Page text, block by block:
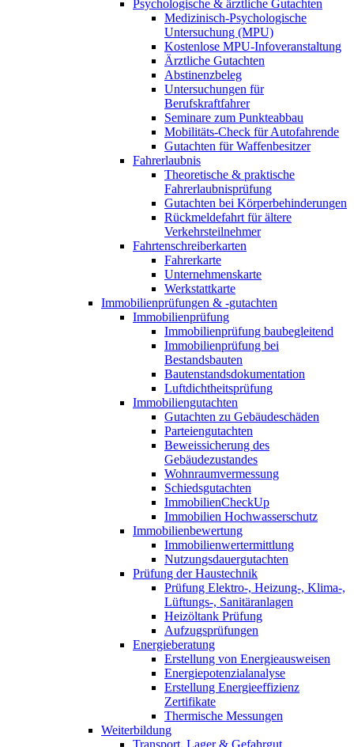
Psychologische & ärztliche Gutachten
Medizinisch-Psychologische
Untersuchung (MPU)
Kostenlose MPU-Infoveranstaltung
Ärztliche Gutachten
Abstinenzbeleg
Untersuchungen für
Berufskraftfahrer
Seminare zum Punkteabbau
Mobilitäts-Check für Autofahrende
Gutachten für Waffenbesitzer
Fahrerlaubnis
Theoretische & praktische
Fahrerlaubnisprüfung
Gutachten bei Körperbehinderungen
Rückmeldefahrt für ältere
Verkehrsteilnehmer
Fahrtenschreiberkarten
Fahrerkarte
Unternehmenskarte
Werkstattkarte
Immobilienprüfungen & -gutachten
Immobilienprüfung
Immobilienprüfung baubegleitend
Immobilienprüfung bei
Bestandsbauten
Bautenstandsdokumentation
Luftdichtheitsprüfung
Immobiliengutachten
Gutachten zu Gebäudeschäden
Parteiengutachten
Beweissicherung des
Gebäudezustandes
Wohnraumvermessung
Schiedsgutachten
ImmobilienCheckUp
Immobilien Hochwasserschutz
Immobilienbewertung
Immobilienwertermittlung
Nutzungsdauergutachten
Prüfung der Haustechnik
Prüfung Elektro-, Heizung-, Klima-,
Lüftungs-, Sanitäranlagen
Heizöltank Prüfung
Aufzugsprüfungen
Energieberatung
Erstellung von Energieausweisen
Energiepotenzialanalyse
Erstellung Energieeffizienz
Zertifikate
Thermische Messungen
Weiterbildung
Transport, Lager & Gefahrgut